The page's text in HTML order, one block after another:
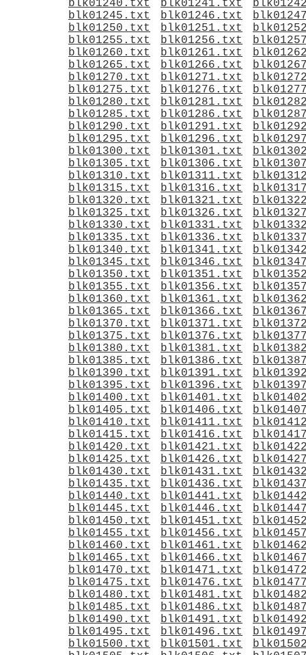
blk01240.txt
blk01241.txt
blk01245.txt
blk01246.txt
blk01250.txt
blk01251.txt
blk01255.txt
blk01256.txt
blk01260.txt
blk01261.txt
blk01265.txt
blk01266.txt
blk01270.txt
blk01271.txt
blk01275.txt
blk01276.txt
blk01280.txt
blk01281.txt
blk01285.txt
blk01286.txt
blk01290.txt
blk01291.txt
blk01295.txt
blk01296.txt
blk01300.txt
blk01301.txt
blk01305.txt
blk01306.txt
blk01310.txt
blk01311.txt
blk01315.txt
blk01316.txt
blk01320.txt
blk01321.txt
blk01325.txt
blk01326.txt
blk01330.txt
blk01331.txt
blk01335.txt
blk01336.txt
blk01340.txt
blk01341.txt
blk01345.txt
blk01346.txt
blk01350.txt
blk01351.txt
blk01355.txt
blk01356.txt
blk01360.txt
blk01361.txt
blk01365.txt
blk01366.txt
blk01370.txt
blk01371.txt
blk01375.txt
blk01376.txt
blk01380.txt
blk01381.txt
blk01385.txt
blk01386.txt
blk01390.txt
blk01391.txt
blk01395.txt
blk01396.txt
blk01400.txt
blk01401.txt
blk01405.txt
blk01406.txt
blk01410.txt
blk01411.txt
blk01415.txt
blk01416.txt
blk01420.txt
blk01421.txt
blk01425.txt
blk01426.txt
blk01430.txt
blk01431.txt
blk01435.txt
blk01436.txt
blk01440.txt
blk01441.txt
blk01445.txt
blk01446.txt
blk01450.txt
blk01451.txt
blk01455.txt
blk01456.txt
blk01460.txt
blk01461.txt
blk01465.txt
blk01466.txt
blk01470.txt
blk01471.txt
blk01475.txt
blk01476.txt
blk01480.txt
blk01481.txt
blk01485.txt
blk01486.txt
blk01490.txt
blk01491.txt
blk01495.txt
blk01496.txt
blk01500.txt
blk01501.txt